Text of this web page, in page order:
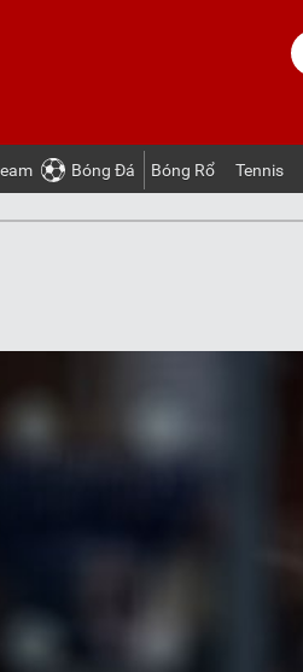
Bóng Ðá Bóng Rổ Tennis